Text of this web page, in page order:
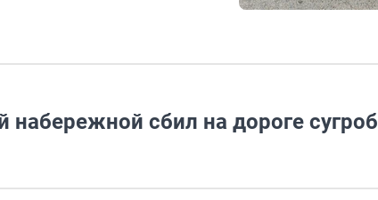
сбил на дороге сугроб